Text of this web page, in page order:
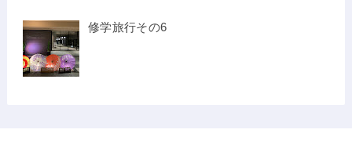
修学旅行その6